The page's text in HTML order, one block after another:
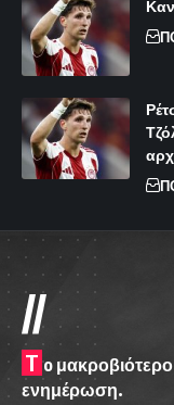
//
T o
ενημέρωση.